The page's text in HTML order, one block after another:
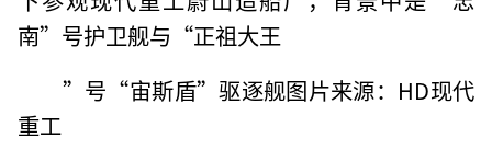
南”号护卫舰与“正祖大王
”号“宙斯盾”驱逐舰图片来源：HD现代
重工